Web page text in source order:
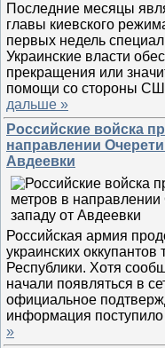
Последние месяцы
главы киевского
первых недель
Украинские власти
прекращения или
помощи со стороны
дальше »
Российские войска
направлении
Авдеевки
Российская армия
украинских
Республики. Хотя
начали появляться в
официальное
информация поступило
»